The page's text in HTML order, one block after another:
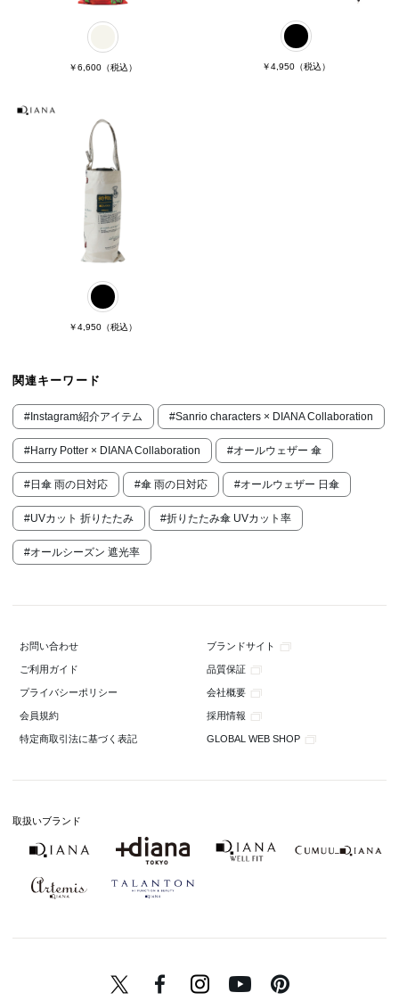
￥6,600 （税込） ￥4,950（税込）
￥4,950 （税込）
関連キーワード
#Instagram紹介アイテム #Sanrio characters × DIANA Collaboration
#Harry Potter × DIANA Collaboration #オールウェザー 傘
#日傘 雨の日対応 #傘 雨の日対応 #オールウェザー 日傘
#UVカット 折りたたみ #折りたたみ傘 UVカット率
#オールシーズン 遮光率
お問い合わせ ブランドサイト
ご利用ガイド 品質保証
プライバシーポリシー 会社概要
会員規約 採用情報
特定商取引法に基づく表記 GLOBAL WEB SHOP
取扱いブランド